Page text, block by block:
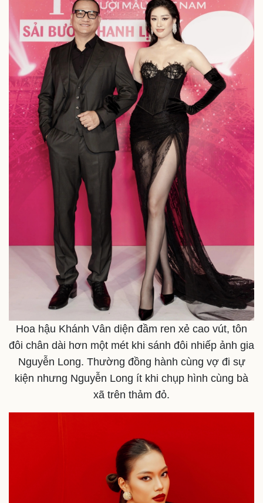
Sức khỏe
Dinh dưỡng - món ngon
Cây thuốc
Sản phụ khoa
Nhi khoa
Nam khoa
Làm đẹp - giảm cân
Phòng mạch online
Ăn sạch sống khỏe
Đời sống
Nhà đẹp
Blog
Tình yêu - Gia đình
Hoa hậu Khánh Vân diện đầm ren xẻ cao vút, tôn
đôi chân dài hơn một mét khi sánh đôi nhiếp ảnh gia
Nguyễn Long. Thường đồng hành cùng vợ đi sự
kiện nhưng Nguyễn Long ít khi chụp hình cùng bà
xã trên thảm đỏ.